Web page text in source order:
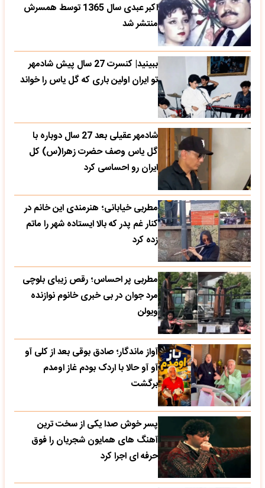
اکبر عبدی سال 1365 توسط همسرش
منتشر شد
ببینید| کنسرت 27 سال پیش شادمهر
تو ایران اولین باری که گل یاس را خواند
شادمهر عقیلی بعد 27 سال دوباره با
گل یاس وصف حضرت زهرا(س) کل
ایران رو احساسی کرد
مطربی خیابانی؛ هنرمندی این خانم در
کنار غم پدر که بالا ایستاده شهر را ماتم
زده کرد
مطربی پر احساس؛ رقص زیبای بلوچی
مرد جوان در بی خبری خانوم نوازنده
ویولن
آواز ماندگار؛ صادق بوقی بعد از کلی آو
آو آو حالا با اردک بودم غاز اومدم
برگشت
پسر خوش صدا یکی از سخت ترین
آهنگ های همایون شجریان را فوق
حرفه ای اجرا کرد